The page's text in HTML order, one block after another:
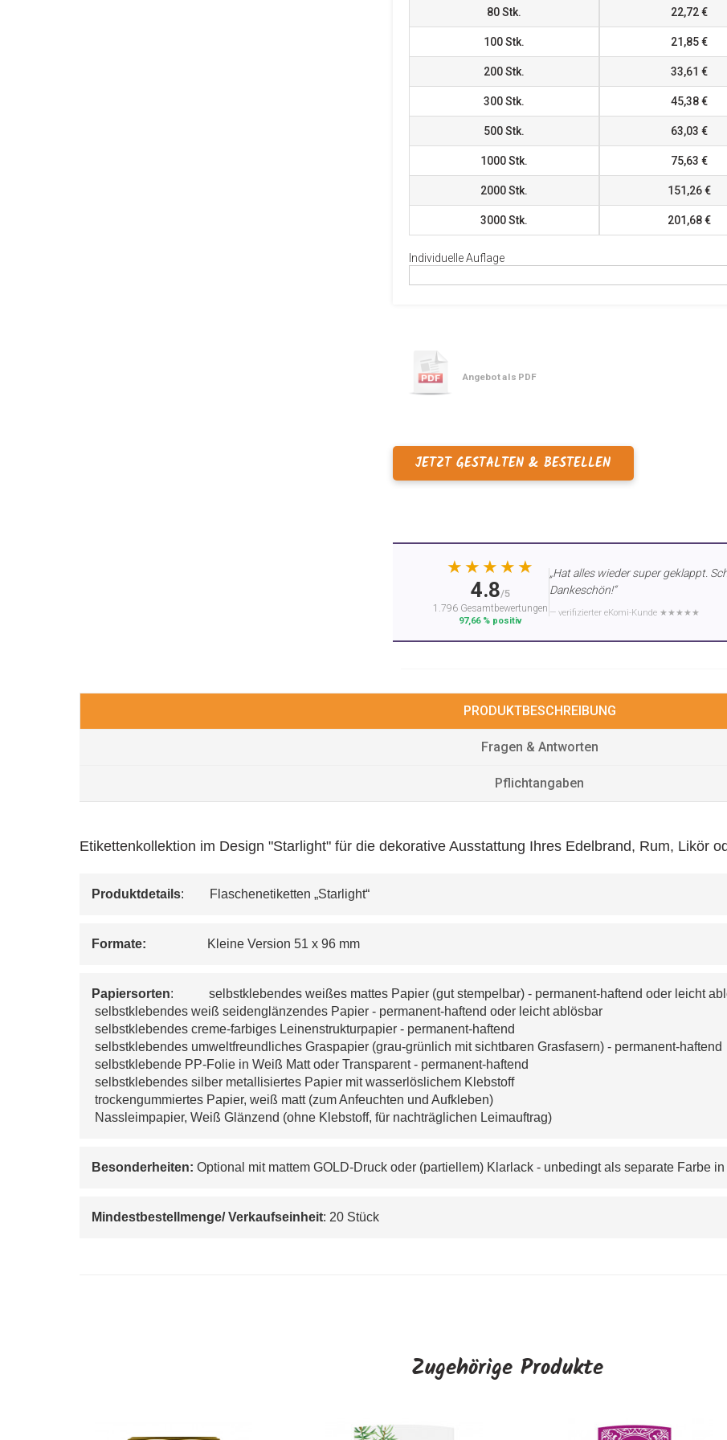
80Stk. 22,72 €
100Stk. 21,85 €
200Stk. 33,61 €
300Stk. 45,38 €
500Stk. 63,03 €
1000Stk. 75,63 €
2000Stk. 151,26 €
3000Stk. 201,68 €
Individuelle Auflage
Angebot als PDF
JETZT GESTALTEN & BESTELLEN
★★★★★
4.8/5
1.796 Gesamtbewertungen
97,66 % positiv
„Hat alles wieder super geklappt.
Dankeschön!“
— verifizierter eKomi-Kunde ★★★★★
PRODUKTBESCHREIBUNG
Fragen & Antworten
Pflichtangaben
Etikettenkollektion im Design "Starlight" für die dekorative Ausstattung Ihres Edelbrand, Rum, Likör
Produktdetails:        Flaschenetiketten „Starlight“
Formate: Kleine Version 51 x 96 mm
Papiersorten: selbstklebendes weißes mattes Papier (gut stempelbar) - permanent-haftend oder leicht
selbstklebendes weiß seidenglänzendes Papier - permanent-haftend oder leicht ablösbar
selbstklebendes creme-farbiges Leinenstrukturpapier - permanent-haftend
selbstklebendes umweltfreundliches Graspapier (grau-grünlich mit sichtbaren Grasfasern) - permanent-haftend
selbstklebende PP-Folie in Weiß Matt oder Transparent - permanent-haftend
selbstklebendes silber metallisiertes Papier mit wasserlöslichem Klebstoff
trockengummiertes Papier, weiß matt (zum Anfeuchten und Aufkleben)
Nassleimpapier, Weiß Glänzend (ohne Klebstoff, für nachträglichen Leimauftrag)
Besonderheiten: Optional mit mattem GOLD-Druck oder (partiellem) Klarlack - unbedingt als separate Farbe
Mindestbestellmenge/ Verkaufseinheit: 20 Stück
Zugehörige Produkte